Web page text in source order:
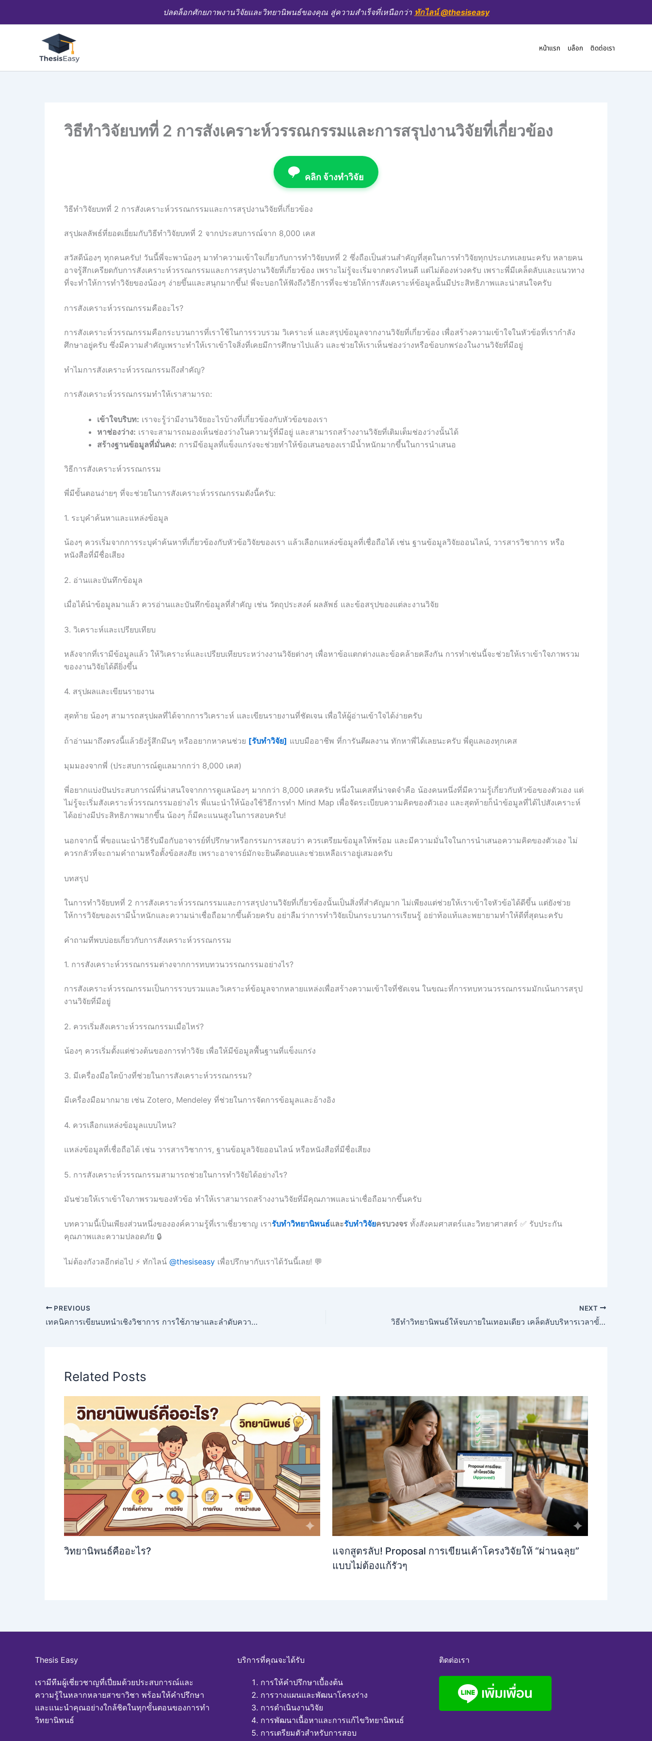
ปลดล็อกศักยภาพงานวิจัยและวิทยานิพนธ์ของคุณ สู่ความสำเร็จที่เหนือกว่า ทักไลน์ @thesiseasy
หน้าแรก บล็อก ติดต่อเรา
วิธีทำวิจัยบทที่ 2 การสังเคราะห์วรรณกรรมและการสรุปงานวิจัยที่เกี่ยวข้อง
คลิก จ้างทำวิจัย
วิธีทำวิจัยบทที่ 2 การสังเคราะห์วรรณกรรมและการสรุปงานวิจัยที่เกี่ยวข้อง
สรุปผลลัพธ์ที่ยอดเยี่ยมกับวิธีทำวิจัยบทที่ 2 จากประสบการณ์จาก 8,000 เคส
สวัสดีน้องๆ ทุกคนครับ! วันนี้พี่จะพาน้องๆ มาทำความเข้าใจเกี่ยวกับการทำวิจัยบทที่ 2 ซึ่งถือเป็นส่วนสำคัญที่สุดในการทำวิจัยทุกประเภทเลยนะครับ หลายคน
อาจรู้สึกเครียดกับการสังเคราะห์วรรณกรรมและการสรุปงานวิจัยที่เกี่ยวข้อง เพราะไม่รู้จะเริ่มจากตรงไหนดี แต่ไม่ต้องห่วงครับ เพราะพี่มีเคล็ดลับและแนวทาง
ที่จะทำให้การทำวิจัยของน้องๆ ง่ายขึ้นและสนุกมากขึ้น! พี่จะบอกให้ฟังถึงวิธีการที่จะช่วยให้การสังเคราะห์ข้อมูลนั้นมีประสิทธิภาพและน่าสนใจครับ
การสังเคราะห์วรรณกรรมคืออะไร?
การสังเคราะห์วรรณกรรมคือกระบวนการที่เราใช้ในการรวบรวม วิเคราะห์ และสรุปข้อมูลจากงานวิจัยที่เกี่ยวข้อง เพื่อสร้างความเข้าใจในหัวข้อที่เรากำลัง
ศึกษาอยู่ครับ ซึ่งมีความสำคัญเพราะทำให้เราเข้าใจสิ่งที่เคยมีการศึกษาไปแล้ว และช่วยให้เราเห็นช่องว่างหรือข้อบกพร่องในงานวิจัยที่มีอยู่
ทำไมการสังเคราะห์วรรณกรรมถึงสำคัญ?
การสังเคราะห์วรรณกรรมทำให้เราสามารถ:
เข้าใจบริบท: เราจะรู้ว่ามีงานวิจัยอะไรบ้างที่เกี่ยวข้องกับหัวข้อของเรา
หาช่องว่าง: เราจะสามารถมองเห็นช่องว่างในความรู้ที่มีอยู่ และสามารถสร้างงานวิจัยที่เติมเต็มช่องว่างนั้นได้
สร้างฐานข้อมูลที่มั่นคง: การมีข้อมูลที่แข็งแกร่งจะช่วยทำให้ข้อเสนอของเรามีน้ำหนักมากขึ้นในการนำเสนอ
วิธีการสังเคราะห์วรรณกรรม
พี่มีขั้นตอนง่ายๆ ที่จะช่วยในการสังเคราะห์วรรณกรรมดังนี้ครับ:
1. ระบุคำค้นหาและแหล่งข้อมูล
น้องๆ ควรเริ่มจากการระบุคำค้นหาที่เกี่ยวข้องกับหัวข้อวิจัยของเรา แล้วเลือกแหล่งข้อมูลที่เชื่อถือได้ เช่น ฐานข้อมูลวิจัยออนไลน์, วารสารวิชาการ หรือ
หนังสือที่มีชื่อเสียง
2. อ่านและบันทึกข้อมูล
เมื่อได้นำข้อมูลมาแล้ว ควรอ่านและบันทึกข้อมูลที่สำคัญ เช่น วัตถุประสงค์ ผลลัพธ์ และข้อสรุปของแต่ละงานวิจัย
3. วิเคราะห์และเปรียบเทียบ
หลังจากที่เรามีข้อมูลแล้ว ให้วิเคราะห์และเปรียบเทียบระหว่างงานวิจัยต่างๆ เพื่อหาข้อแตกต่างและข้อคล้ายคลึงกัน การทำเช่นนี้จะช่วยให้เราเข้าใจภาพรวม
ของงานวิจัยได้ดียิ่งขึ้น
4. สรุปผลและเขียนรายงาน
สุดท้าย น้องๆ สามารถสรุปผลที่ได้จากการวิเคราะห์ และเขียนรายงานที่ชัดเจน เพื่อให้ผู้อ่านเข้าใจได้ง่ายครับ
ถ้าอ่านมาถึงตรงนี้แล้วยังรู้สึกมึนๆ หรืออยากหาคนช่วย [รับทำวิจัย] แบบมืออาชีพ ที่การันตีผลงาน ทักหาพี่ได้เลยนะครับ พี่ดูแลเองทุกเคส
มุมมองจากพี่ (ประสบการณ์ดูแลมากกว่า 8,000 เคส)
พี่อยากแบ่งปันประสบการณ์ที่น่าสนใจจากการดูแลน้องๆ มากกว่า 8,000 เคสครับ หนึ่งในเคสที่น่าจดจำคือ น้องคนหนึ่งที่มีความรู้เกี่ยวกับหัวข้อของตัวเอง แต่
ไม่รู้จะเริ่มสังเคราะห์วรรณกรรมอย่างไร พี่แนะนำให้น้องใช้วิธีการทำ Mind Map เพื่อจัดระเบียบความคิดของตัวเอง และสุดท้ายก็นำข้อมูลที่ได้ไปสังเคราะห์
ได้อย่างมีประสิทธิภาพมากขึ้น น้องๆ ก็มีคะแนนสูงในการสอบครับ!
นอกจากนี้ พี่ขอแนะนำวิธีรับมือกับอาจารย์ที่ปรึกษาหรือกรรมการสอบว่า ควรเตรียมข้อมูลให้พร้อม และมีความมั่นใจในการนำเสนอความคิดของตัวเอง ไม่
ควรกลัวที่จะถามคำถามหรือตั้งข้อสงสัย เพราะอาจารย์มักจะยินดีตอบและช่วยเหลือเราอยู่เสมอครับ
บทสรุป
ในการทำวิจัยบทที่ 2 การสังเคราะห์วรรณกรรมและการสรุปงานวิจัยที่เกี่ยวข้องนั้นเป็นสิ่งที่สำคัญมาก ไม่เพียงแต่ช่วยให้เราเข้าใจหัวข้อได้ดีขึ้น แต่ยังช่วย
ให้การวิจัยของเรามีน้ำหนักและความน่าเชื่อถือมากขึ้นด้วยครับ อย่าลืมว่าการทำวิจัยเป็นกระบวนการเรียนรู้ อย่าท้อแท้และพยายามทำให้ดีที่สุดนะครับ
คำถามที่พบบ่อยเกี่ยวกับการสังเคราะห์วรรณกรรม
1. การสังเคราะห์วรรณกรรมต่างจากการทบทวนวรรณกรรมอย่างไร?
การสังเคราะห์วรรณกรรมเป็นการรวบรวมและวิเคราะห์ข้อมูลจากหลายแหล่งเพื่อสร้างความเข้าใจที่ชัดเจน ในขณะที่การทบทวนวรรณกรรมมักเน้นการสรุป
งานวิจัยที่มีอยู่
2. ควรเริ่มสังเคราะห์วรรณกรรมเมื่อไหร่?
น้องๆ ควรเริ่มตั้งแต่ช่วงต้นของการทำวิจัย เพื่อให้มีข้อมูลพื้นฐานที่แข็งแกร่ง
3. มีเครื่องมือใดบ้างที่ช่วยในการสังเคราะห์วรรณกรรม?
มีเครื่องมือมากมาย เช่น Zotero, Mendeley ที่ช่วยในการจัดการข้อมูลและอ้างอิง
4. ควรเลือกแหล่งข้อมูลแบบไหน?
แหล่งข้อมูลที่เชื่อถือได้ เช่น วารสารวิชาการ, ฐานข้อมูลวิจัยออนไลน์ หรือหนังสือที่มีชื่อเสียง
5. การสังเคราะห์วรรณกรรมสามารถช่วยในการทำวิจัยได้อย่างไร?
มันช่วยให้เราเข้าใจภาพรวมของหัวข้อ ทำให้เราสามารถสร้างงานวิจัยที่มีคุณภาพและน่าเชื่อถือมากขึ้นครับ
บทความนี้เป็นเพียงส่วนหนึ่งขององค์ความรู้ที่เราเชี่ยวชาญ เรารับทำวิทยานิพนธ์และรับทำวิจัยครบวงจร ทั้งสังคมศาสตร์และวิทยาศาสตร์ ✅ รับประกัน
คุณภาพและความปลอดภัย 🔒
ไม่ต้องกังวลอีกต่อไป ⚡ ทักไลน์ @thesiseasy เพื่อปรึกษากับเราได้วันนี้เลย! 💬
PREVIOUS
เทคนิคการเขียนบทนำเชิงวิชาการ การใช้ภาษาและลำดับความคิด
NEXT
วิธีทำวิทยานิพนธ์ให้จบภายในเทอมเดียว เคล็ดลับบริหารเวลาขั้นเทพ
Related Posts
วิทยานิพนธ์คืออะไร?
แจกสูตรลับ! Proposal การเขียนเค้าโครงวิจัยให้ “ผ่านฉลุย”
แบบไม่ต้องแก้รัวๆ
Thesis Easy
เรามีทีมผู้เชี่ยวชาญที่เปี่ยมด้วยประสบการณ์และ
ความรู้ในหลากหลายสาขาวิชา พร้อมให้คำปรึกษา
และแนะนำคุณอย่างใกล้ชิดในทุกขั้นตอนของการทำ
วิทยานิพนธ์
บริการที่คุณจะได้รับ
การให้คำปรึกษาเบื้องต้น
การวางแผนและพัฒนาโครงร่าง
การดำเนินงานวิจัย
การพัฒนาเนื้อหาและการแก้ไขวิทยานิพนธ์
การเตรียมตัวสำหรับการสอบ
ติดต่อเรา